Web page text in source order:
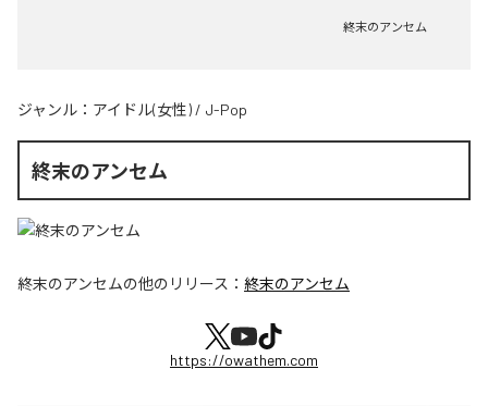
終末のアンセム
ジャンル： アイドル(女性) / J-Pop
終末のアンセム
終末のアンセムの他のリリース： 終末のアンセム
https://owathem.com